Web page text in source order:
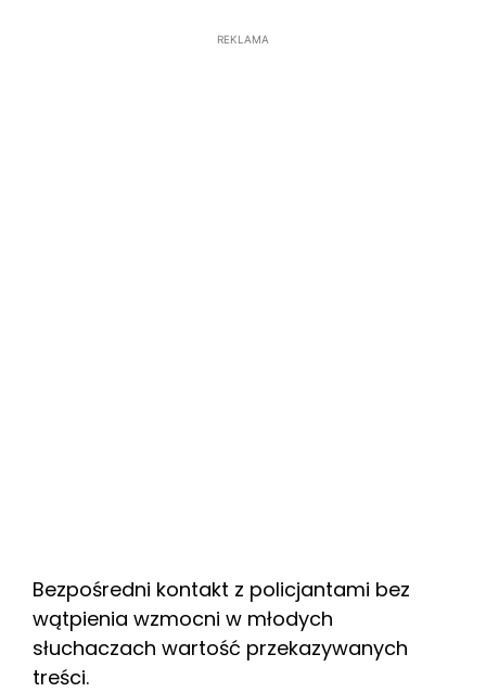
REKLAMA
Bezpośredni kontakt z policjantami bez
wątpienia wzmocni w młodych
słuchaczach wartość przekazywanych
treści.